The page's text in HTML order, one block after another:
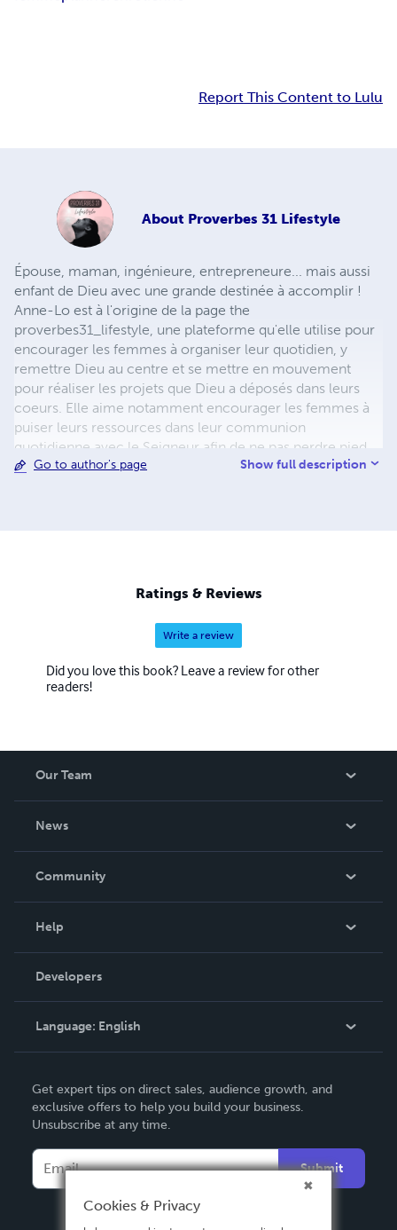
Report This Content to Lulu
About Proverbes 31 Lifestyle
Épouse, maman, ingénieure, entrepreneure... mais aussi
enfant de Dieu avec une grande destinée à accomplir !
Anne-Lo est à l'origine de la page the
proverbes31_lifestyle, une plateforme qu'elle utilise pour
encourager les femmes à organiser leur quotidien, y
remettre Dieu au centre et se mettre en mouvement
pour réaliser les projets que Dieu a déposés dans leurs
coeurs. Elle aime notamment encourager les femmes à
puiser leurs ressources dans leur communion
quotidienne avec le Seigneur afin de ne pas perdre pied
au milieu de leurs nombreuses casquettes et
Go to author's page Show full description
Ratings & Reviews
Write a review
Did you love this book? Leave a review for other
readers!
Our Team
News
In The News
Community
Podcast
Help
Order Lookup
Knowledge Base
Contact Support
Developers
Language: English
Deutsch
Français
Italiano
Español
Get expert tips on direct sales, audience growth, and
exclusive offers to help you build your business.
Unsubscribe at any time.
Submit
Cookies & Privacy